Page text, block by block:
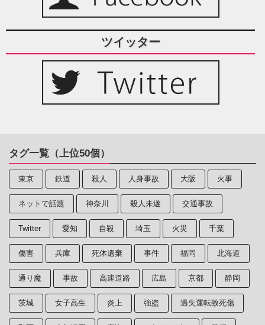
ツイッター
タグ一覧（上位50個）
東京 鉄道 殺人 人身事故 大阪 火事
ネットで話題 神奈川 殺人未遂 交通事故
Twitter 愛知 自殺 埼玉 火災 千葉
傷害 兵庫 死体遺棄 事件 福岡 北海道
通り魔 事故 高速道路 広島 京都 静岡
茨城 女子高生 炎上 強盗 過失運転致死傷